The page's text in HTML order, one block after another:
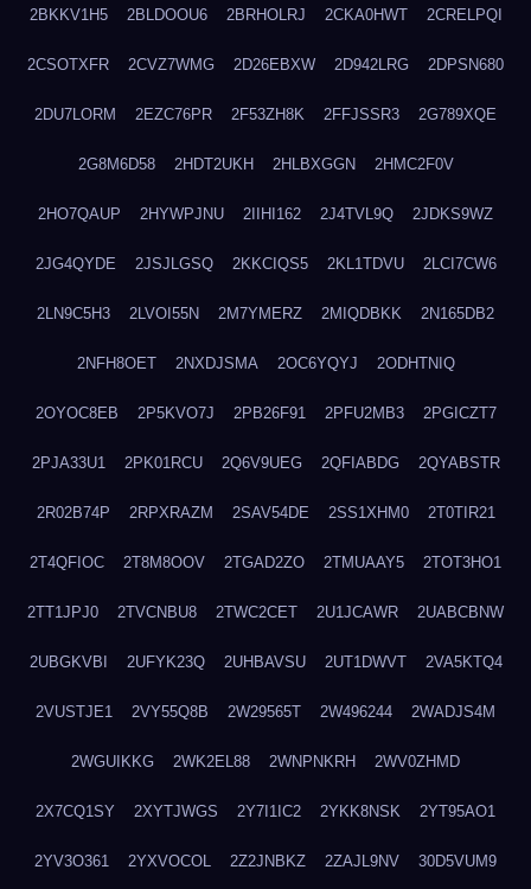
2BKKV1H5 2BLDOOU6 2BRHOLRJ 2CKA0HWT 2CRELPQI
2CSOTXFR 2CVZ7WMG 2D26EBXW 2D942LRG 2DPSN680
2DU7LORM 2EZC76PR 2F53ZH8K 2FFJSSR3 2G789XQE
2G8M6D58 2HDT2UKH 2HLBXGGN 2HMC2F0V
2HO7QAUP 2HYWPJNU 2IIHI162 2J4TVL9Q 2JDKS9WZ
2JG4QYDE 2JSJLGSQ 2KKCIQS5 2KL1TDVU 2LCI7CW6
2LN9C5H3 2LVOI55N 2M7YMERZ 2MIQDBKK 2N165DB2
2NFH8OET 2NXDJSMA 2OC6YQYJ 2ODHTNIQ
2OYOC8EB 2P5KVO7J 2PB26F91 2PFU2MB3 2PGICZT7
2PJA33U1 2PK01RCU 2Q6V9UEG 2QFIABDG 2QYABSTR
2R02B74P 2RPXRAZM 2SAV54DE 2SS1XHM0 2T0TIR21
2T4QFIOC 2T8M8OOV 2TGAD2ZO 2TMUAAY5 2TOT3HO1
2TT1JPJ0 2TVCNBU8 2TWC2CET 2U1JCAWR 2UABCBNW
2UBGKVBI 2UFYK23Q 2UHBAVSU 2UT1DWVT 2VA5KTQ4
2VUSTJE1 2VY55Q8B 2W29565T 2W496244 2WADJS4M
2WGUIKKG 2WK2EL88 2WNPNKRH 2WV0ZHMD
2X7CQ1SY 2XYTJWGS 2Y7I1IC2 2YKK8NSK 2YT95AO1
2YV3O361 2YXVOCOL 2Z2JNBKZ 2ZAJL9NV 30D5VUM9